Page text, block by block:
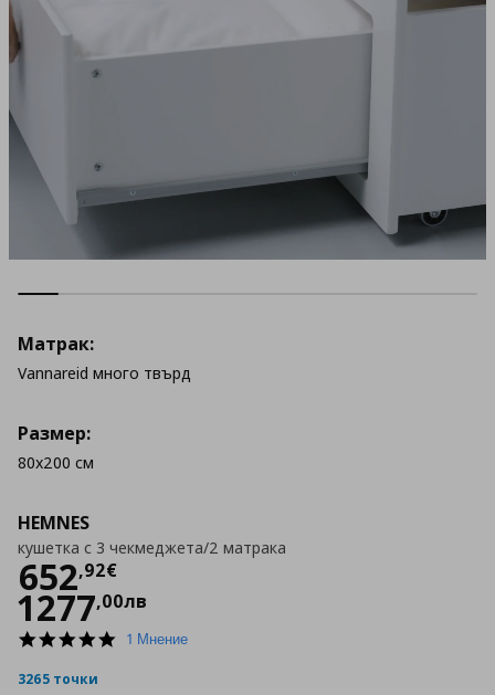
HEMNES
кушетка с 3 чекмеджета/2 матрака
652,92€
Цена
1277,00лв
5.01 Мнение
3265 точки
Матрак:
Vannareid много твърд
Размер:
80x200 см